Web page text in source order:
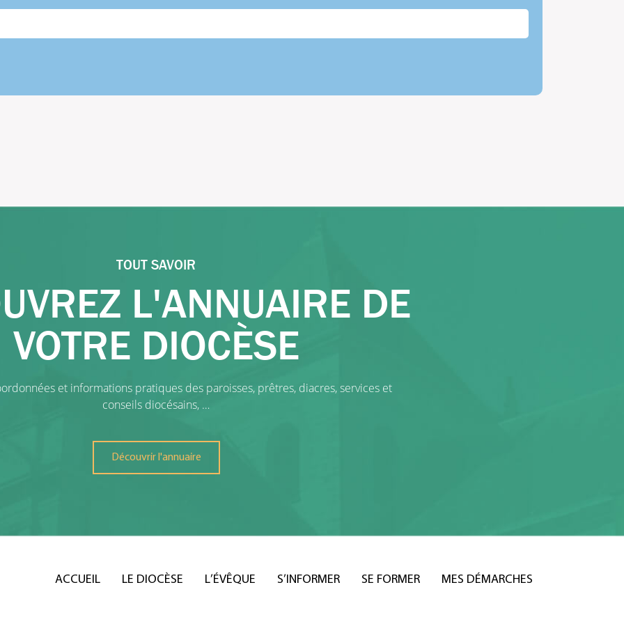
TOUT SAVOIR
L'ANNUAIRE DE
VOTRE DIOCÈSE
et informations pratiques des paroisses, prêtres, diacres, services et
conseils diocésains, …
Découvrir l'annuaire
ACCUEIL LE DIOCÈSE L’ÉVÊQUE S’INFORMER SE FORMER MES DÉMARCHES